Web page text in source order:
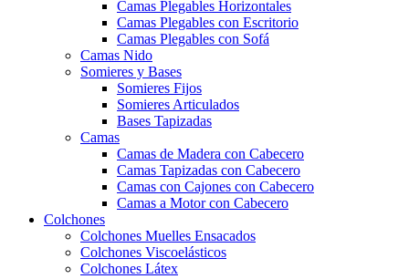
Camas Plegables Horizontales
Camas Plegables con Escritorio
Camas Plegables con Sofá
Camas Nido
Somieres y Bases
Somieres Fijos
Somieres Articulados
Bases Tapizadas
Camas
Camas de Madera con Cabecero
Camas Tapizadas con Cabecero
Camas con Cajones con Cabecero
Camas a Motor con Cabecero
Colchones
Colchones Muelles Ensacados
Colchones Viscoelásticos
Colchones Látex